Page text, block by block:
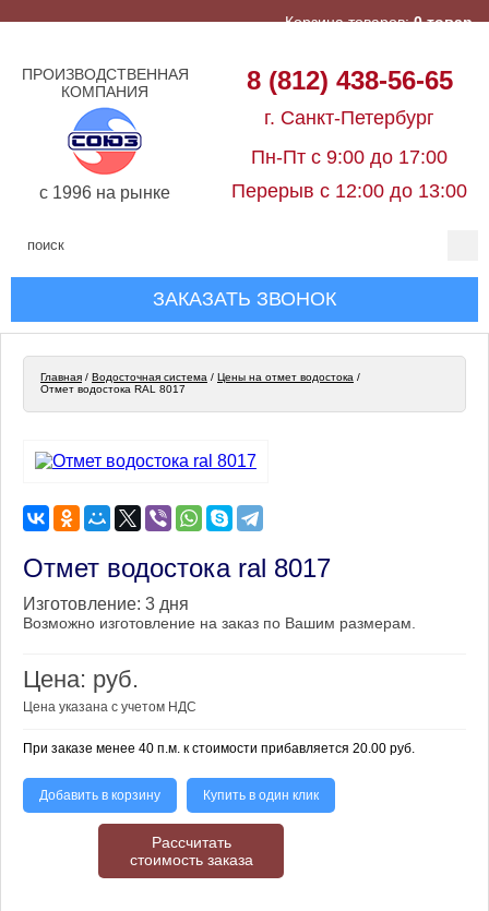
ПРОИЗВОДСТВЕННАЯ
КОМПАНИЯ
c 1996 на рынке
8 (812) 438-56-65
г. Санкт-Петербург
Пн-Пт с 9:00 до 17:00
Перерыв с 12:00 до 13:00
Корзина товаров:0 товар
ЗАКАЗАТЬ ЗВОНОК
Главная / Водосточная система / Цены на отмет водостока /
Отмет водостока RAL 8017
Отмет водостока ral 8017
Изготовление: 3 дня
Возможно изготовление на заказ по Вашим размерам.
Цена: руб.
Цена указана с учетом НДС
При заказе менее 40 п.м. к стоимости прибавляется 20.00 руб.
Добавить в корзину Купить в один клик
Рассчитать
стоимость заказа